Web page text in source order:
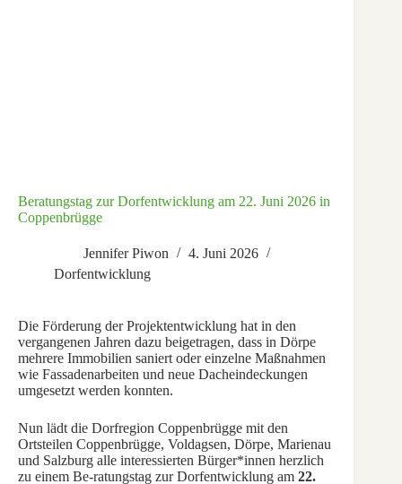
Beratungstag zur Dorfentwicklung am 22. Juni 2026 in
Coppenbrügge
Jennifer Piwon
4. Juni 2026
Dorfentwicklung
Die Förderung der Projektentwicklung hat in den
vergangenen Jahren dazu beigetragen, dass in Dörpe
mehrere Immobilien saniert oder einzelne Maßnahmen
wie Fassadenarbeiten und neue Dacheindeckungen
umgesetzt werden konnten.
Nun lädt die Dorfregion Coppenbrügge mit den
Ortsteilen Coppenbrügge, Voldagsen, Dörpe, Marienau
und Salzburg alle interessierten Bürger*innen herzlich
zu einem Be-ratungstag zur Dorfentwicklung am 22.